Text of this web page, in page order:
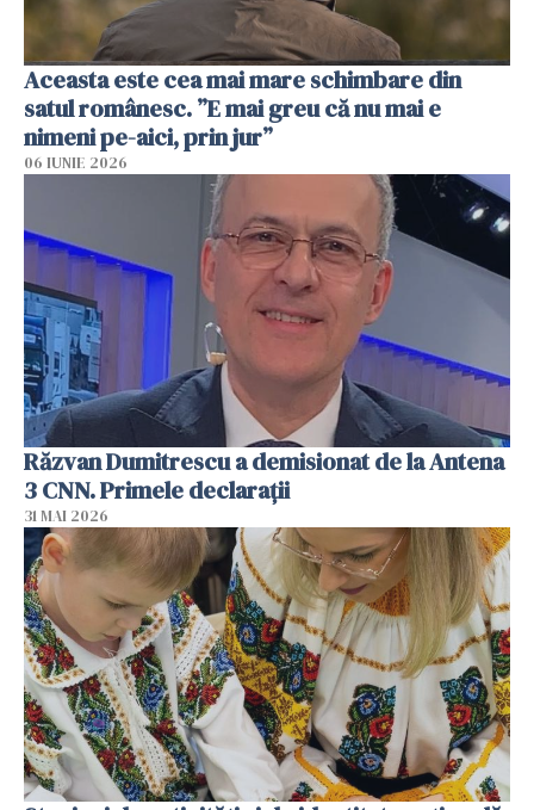
Aceasta este cea mai mare schimbare din
satul românesc. ”E mai greu că nu mai e
nimeni pe-aici, prin jur”
06 IUNIE 2026
Răzvan Dumitrescu a demisionat de la Antena
3 CNN. Primele declarații
31 MAI 2026